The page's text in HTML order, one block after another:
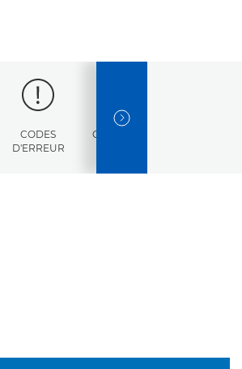
CODES
D'ERREUR
CARACTÉRISTIQUES
NEXT SLIDE